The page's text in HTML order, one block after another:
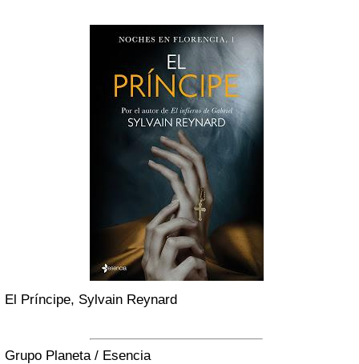
El Príncipe, Sylvain Reynard
Grupo Planeta / Esencia